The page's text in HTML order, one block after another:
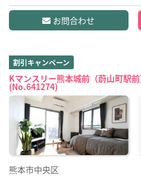
お問合わせ
割引キャンペーン
Kマンスリー熊本城前（蔚山町駅前
(No.641274)
熊本市中央区